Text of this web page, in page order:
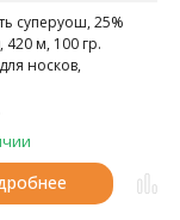
суперуош, 25%
м, 100 гр.
носков,